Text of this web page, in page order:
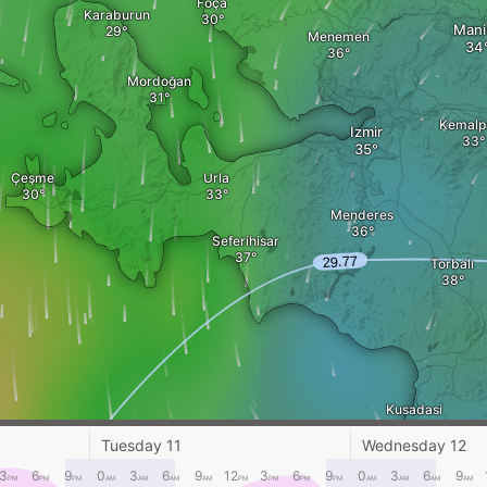
Karaburun
Mordoğan
Çeşme
Izmir
Menemen
Urla
Karlovassi
Torbalı
Seferihisar
Kusadasi
Söke
Menderes
Tuesday 11 Wednesday 12
3PM 6PM 9PM 0AM 3AM 6AM 9AM 12PM 3PM 6PM 9PM 0AM 3AM 6AM 9AM